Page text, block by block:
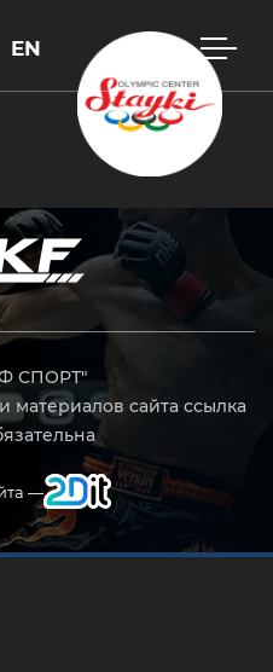
EN
СПОРТ"
материалов сайта ссылка
—
Esc, чтобы закрыть